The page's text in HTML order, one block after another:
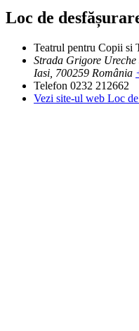
Loc de
Teatrul pentru Copii si
Strada Grigore Ureche
Iasi 700259 România
Telefon 0232 212662
Vezi site-ul web Loc de